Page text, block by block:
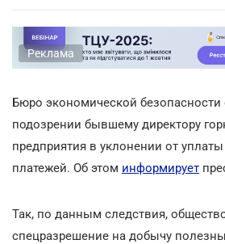
Реклама
Бюро экономической
подозрении бывшему директору
предприятия в уклонении от
платежей. Об этом информирует
Так, по данным следствия,
спецразрешение на добычу